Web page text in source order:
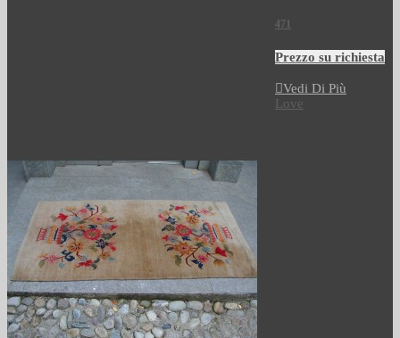
471
Prezzo su richiesta
Vedi Di Più
Love